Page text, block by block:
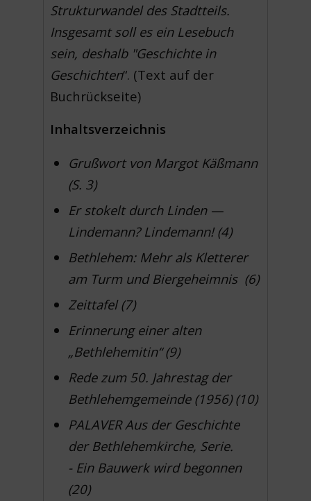
Strukturwandel des Stadtteils.
Insgesamt soll es ein Lesebuch
sein, deshalb "Geschichte in
Geschichten“. (Text auf der
Buchrückseite)
Inhaltsverzeichnis
Grußwort von Margot Käßmann
(S. 3)
Er stokelt durch Linden —
Lindemann? Lindemann! (4)
Bethlehem: Mehr als Kletterer
am Turm und Biergeheimnis (6)
Zeittafel (7)
Erinnerung einer alten
„Bethlehemitin“ (9)
Rede zum 50. Jahrestag der
Bethlehemgemeinde (1956) (10)
PALAVER Aus der Geschichte
der Bethlehemkirche, Serie.
- Ein Bauwerk wird begonnen
(20)